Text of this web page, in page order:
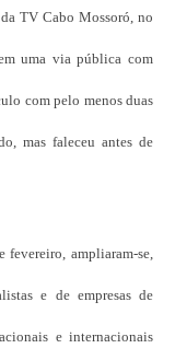
TV Cabo Mossoró, no
uma via pública com
com pelo menos duas
mas faleceu antes de
ampliaram-se,
e de empresas de
e internacionais